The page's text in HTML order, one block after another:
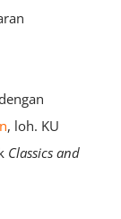
, loh. KU
Classics and